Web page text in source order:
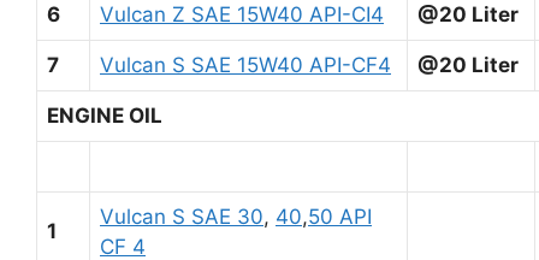
6 Vulcan Z SAE 15W40 API-CI4 @20 Liter
7 Vulcan S SAE 15W40 API-CF4 @20 Liter
ENGINE OIL
1
Vulcan S SAE 30, 40,50 API
CF 4